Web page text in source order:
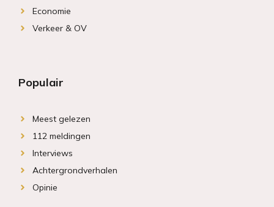
Economie
Verkeer & OV
Populair
Meest gelezen
112 meldingen
Interviews
Achtergrondverhalen
Opinie